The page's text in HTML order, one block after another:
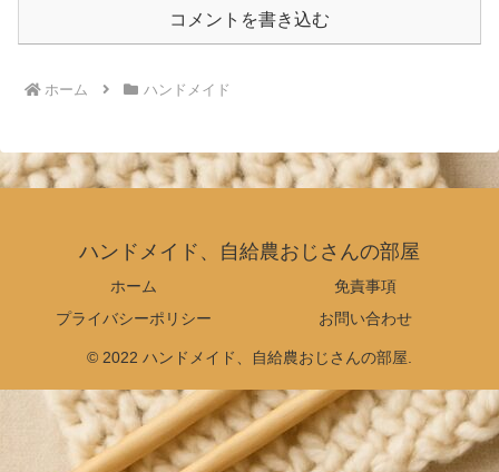
コメントを書き込む
ホーム ハンドメイド
ハンドメイド、自給農おじさんの部屋
ホーム
免責事項
プライバシーポリシー
お問い合わせ
© 2022 ハンドメイド、自給農おじさんの部屋.